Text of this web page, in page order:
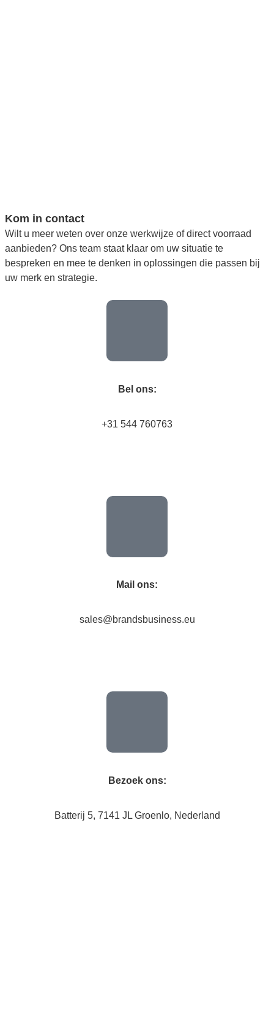
Kom in contact
Wilt u meer weten over onze werkwijze of direct voorraad
aanbieden? Ons team staat klaar om uw situatie te
bespreken en mee te denken in oplossingen die passen bij
uw merk en strategie.
Bel ons:
+31 544 760763
Mail ons:
sales@brandsbusiness.eu
Bezoek ons:
Batterij 5, 7141 JL Groenlo, Nederland